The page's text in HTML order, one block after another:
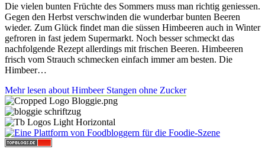
Die vielen bunten Früchte des Sommers muss man richtig geniessen.
Gegen den Herbst verschwinden die wunderbar bunten Beeren
wieder. Zum Glück findet man die süssen Himbeeren auch in Winter
gefroren in fast jedem Supermarkt. Noch besser schmeckt das
nachfolgende Rezept allerdings mit frischen Beeren. Himbeeren
frisch vom Strauch schmecken einfach immer am besten. Die
Himbeer…
Mehr lesen about Himbeer Stangen ohne Zucker